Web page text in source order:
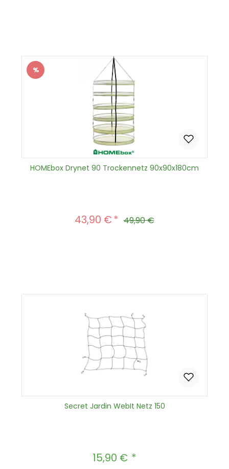
Rabatt
%
HOMEbox Drynet 90 Trockennetz 90x90x180cm
Verkaufspreis:
43,90 € Regulärer Preis:
49,90 €
Secret Jardin WebIt Netz 150
Regulärer Preis:
15,90 €